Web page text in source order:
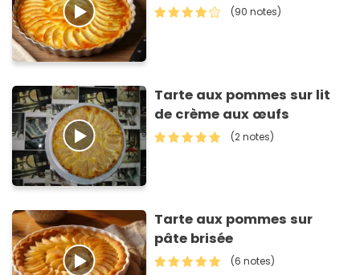
(90 notes)
Tarte aux pommes sur lit
de crème aux œufs
(2 notes)
Tarte aux pommes sur
pâte brisée
(6 notes)